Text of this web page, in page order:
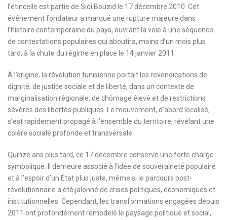
l’étincelle est partie de Sidi Bouzid le 17 décembre 2010. Cet
événement fondateur a marqué une rupture majeure dans
l’histoire contemporaine du pays, ouvrant la voie à une séquence
de contestations populaires qui aboutira, moins d’un mois plus
tard, à la chute du régime en place le 14 janvier 2011.
À l’origine, la révolution tunisienne portait les revendications de
dignité, de justice sociale et de liberté, dans un contexte de
marginalisation régionale, de chômage élevé et de restrictions
sévères des libertés publiques. Le mouvement, d’abord localisé,
s’est rapidement propagé à l’ensemble du territoire, révélant une
colère sociale profonde et transversale.
Quinze ans plus tard, ce 17 décembre conserve une forte charge
symbolique. Il demeure associé à l’idée de souveraineté populaire
et à l’espoir d’un État plus juste, même si le parcours post-
révolutionnaire a été jalonné de crises politiques, économiques et
institutionnelles. Cependant, les transformations engagées depuis
2011 ont profondément remodelé le paysage politique et social,